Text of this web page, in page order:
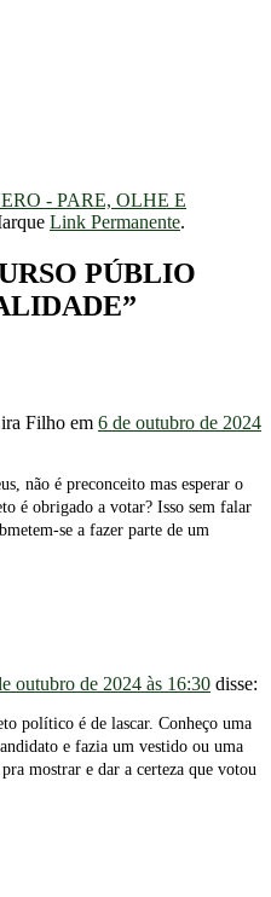
- PARE, OLHE E
Link Permanente.
PÚBLIO
”
Filho em 6 de outubro de 2024
não é preconceito mas esperar o
é obrigado a votar? Isso sem falar
se a fazer parte de um
outubro de 2024 às 16:30 disse:
político é de lascar. Conheço uma
e fazia um vestido ou uma
mostrar e dar a certeza que votou